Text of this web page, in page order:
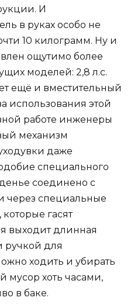
И
в руках особо не
10 килограмм. Ну и
ощутимо более
моделей: 2,8 л.с.
ещё и вместительный
использования этой
работе инженеры
механизм
даже
специального
соединено с
через специальные
гасят
выходит длинная
ручкой для
ходить и убирать
мусор хоть часами,
в баке.